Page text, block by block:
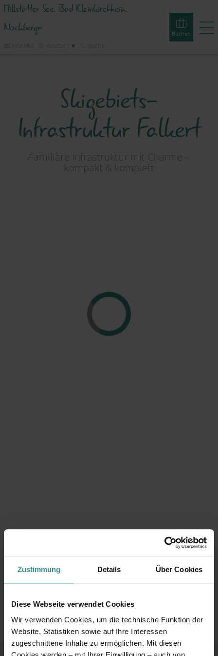
Zustimmung Details Über Cookies
Diese Webseite verwendet Cookies
Wir verwenden Cookies, um die technische Funktion der
Website, Statistiken sowie auf Ihre Interessen
zugeschnittene Inhalte zu ermöglichen. Mit diesen
Millstätter See. Bad Kleinkirchheim.
Nockberge.
Buchen
Unterkünfte
Erleben
Skigebiets-
Infrastruktur Falkert
Familiäre Infrastruktur mit Charme –
kompakt & komplett